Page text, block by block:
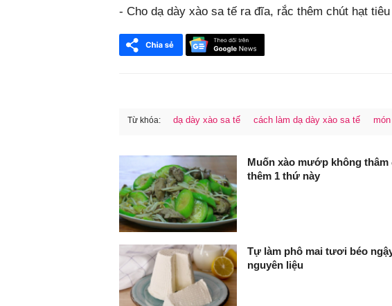
- Cho dạ dày xào sa tế ra đĩa, rắc thêm chút hạt
Từ khóa: dạ dày xào sa tế cách làm dạ dày xào sa tế
Muốn xào mướp không
thêm 1 thứ này
Tự làm phô mai tươi béo
nguyên liệu